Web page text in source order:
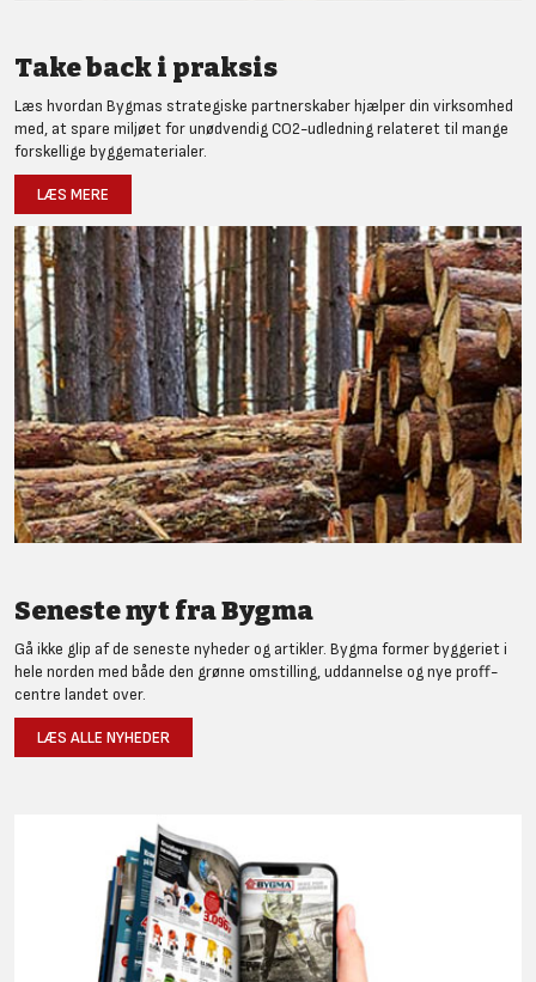
Take back i praksis
Læs hvordan Bygmas strategiske partnerskaber hjælper din virksomhed
med, at spare miljøet for unødvendig CO2-udledning relateret til mange
forskellige byggematerialer.
LÆS MERE
Seneste nyt fra Bygma
Gå ikke glip af de seneste nyheder og artikler. Bygma former byggeriet i
hele norden med både den grønne omstilling, uddannelse og nye proff-
centre landet over.
LÆS ALLE NYHEDER